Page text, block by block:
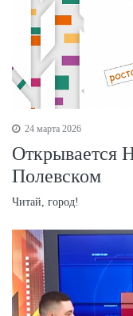
24 марта 2026
Открывается
Полевском
Читай, город!